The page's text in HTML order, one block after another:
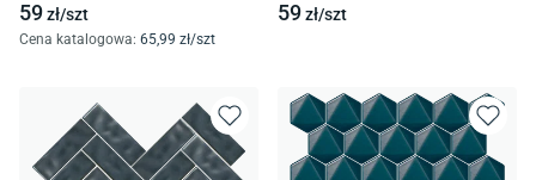
59zł/szt
Cena katalogowa: 65,99 zł/szt
59zł/szt